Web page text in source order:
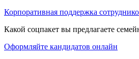
Корпоративная поддержка
Какой соцпакет вы предлагаете
Оформляйте кандидатов онлайн